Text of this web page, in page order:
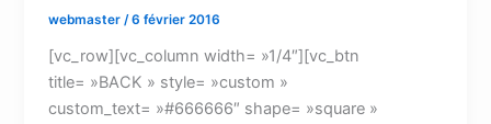
webmaster/6 février 2016
[vc_row][vc_column width= »1/4″][vc_btn
title= »BACK » style= »custom »
custom_text= »#666666″ shape= »square »